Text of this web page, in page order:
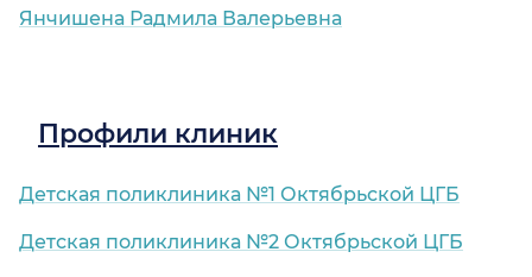
Янчишена Радмила Валерьевна
Профили клиник
Детская поликлиника №1 Октябрьской ЦГБ
Детская поликлиника №2 Октябрьской ЦГБ